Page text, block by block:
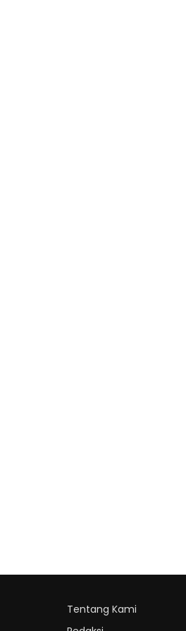
Tentang Kami